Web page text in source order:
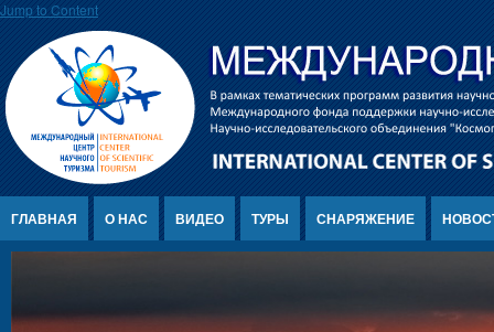
Jump to Content
ГЛАВНАЯ О НАС ВИДЕО ТУРЫ СНАРЯЖЕНИЕ